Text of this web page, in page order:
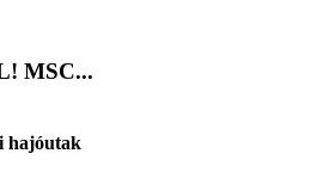
MSC...
hajóutak